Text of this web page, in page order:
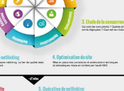
Analyse du
l’Impact de la Visibilité
du référencement est une étape
stratégie de marketing digital. Elle
la visibilité d’un site web sur les
tels que Google, Bing et Yahoo.